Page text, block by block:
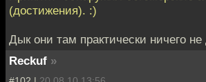
(достижения). :)
Дык они там практически ничего
Reckuf »